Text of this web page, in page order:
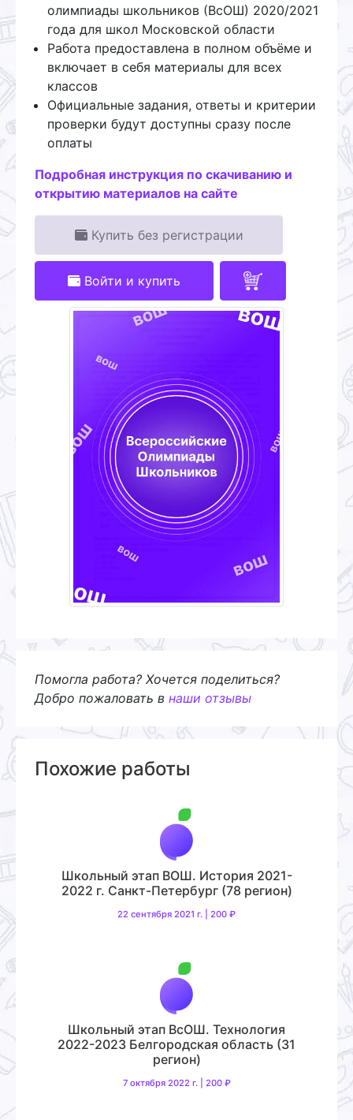
олимпиады школьников (ВсОШ) 2020/2021
года для школ Московской области
Работа предоставлена в полном объёме и
включает в себя материалы для всех
классов
Официальные задания, ответы и критерии
проверки будут доступны сразу после
оплаты
Подробная инструкция по скачиванию и
открытию материалов на сайте
Купить без регистрации
Войти и купить
Помогла работа? Хочется поделиться?
Добро пожаловать в наши отзывы
Похожие работы
Школьный этап ВОШ. История 2021-
2022 г. Санкт-Петербург (78 регион)
22 сентября 2021 г. | 200 ₽
Школьный этап ВсОШ. Технология
2022-2023 Белгородская область (31
регион)
7 октября 2022 г. | 200 ₽